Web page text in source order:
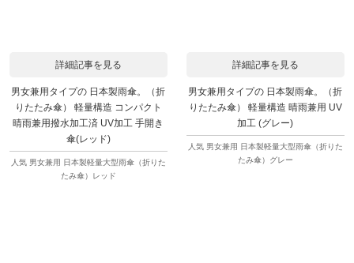
詳細記事を見る
男女兼用タイプの 日本製雨傘。（折
りたたみ傘） 軽量構造 コンパクト
晴雨兼用撥水加工済 UV加工 手開き
傘(レッド)
人気 男女兼用 日本製軽量大型雨傘（折りた
たみ傘）レッド
詳細記事を見る
男女兼用タイプの 日本製雨傘。（折
りたたみ傘） 軽量構造 晴雨兼用 UV
加工 (グレー)
人気 男女兼用 日本製軽量大型雨傘（折りた
たみ傘）グレー